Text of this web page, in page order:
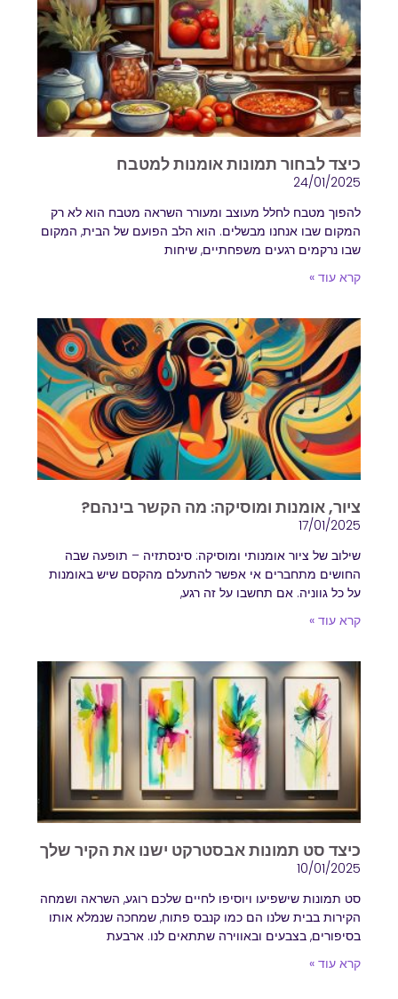
כיצד לבחור תמונות אומנות למטבח
24/01/2025
להפוך מטבח לחלל מעוצב ומעורר השראה מטבח הוא לא רק
המקום שבו אנחנו מבשלים. הוא הלב הפועם של הבית, המקום
שבו נרקמים רגעים משפחתיים, שיחות
קרא עוד »
ציור, אומנות ומוסיקה: מה הקשר בינהם?
17/01/2025
שילוב של ציור אומנותי ומוסיקה: סינסתזיה – תופעה שבה
החושים מתחברים אי אפשר להתעלם מהקסם שיש באומנות
על כל גווניה. אם תחשבו על זה רגע,
קרא עוד »
כיצד סט תמונות אבסטרקט ישנו את הקיר שלך
10/01/2025
סט תמונות שישפיעו ויוסיפו לחיים שלכם רוגע, השראה ושמחה
הקירות בבית שלנו הם כמו קנבס פתוח, שמחכה שנמלא אותו
בסיפורים, בצבעים ובאווירה שתתאים לנו. ארבעת
קרא עוד »